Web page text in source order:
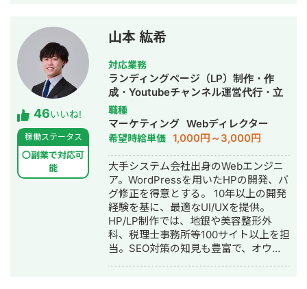
決算システム基盤開発（Windows、
PostgreSQL、JS、Python） ・リース
業様向け代理店向けWebAPI開発
（AWS全般、GoLang、JS） ・通販サ
イトインフラ構築支援、要件定義～開
発（AWS, ECCube） ・結婚相談所様
向けオウンドメディア制作
（WordPress、JS、ウェブディレクト
ションな）
46いいね!
稼働ステータス
〇副業で対応可
能
山本 紘希
対応業務
ランディングページ（LP）制作・作
成・Youtubeチャンネル運営代行・立
ち上げ・ECサイト構築・ネットショッ
プ作成代行・SEO対策・記事作成代
行・ライティング・ホームページ制
作・作成・リスティング広告運用代
行・オウンドメディア制作・構築・運
用代行・動画制作・動画編集
職種
マーケティング Webディレクター
希望時給単価 1,000円～3,000円
大手システム会社出身のWebエンジニ
ア。WordPressを用いたHPの開発、バ
グ修正を得意とする。 10年以上の開発
経験を基に、最適なUI/UXを提供。
HP/LP制作では、地銀や美容整形外
科、税理士事務所等100サイト以上を担
当。SEO対策の知見も豊富で、オウン